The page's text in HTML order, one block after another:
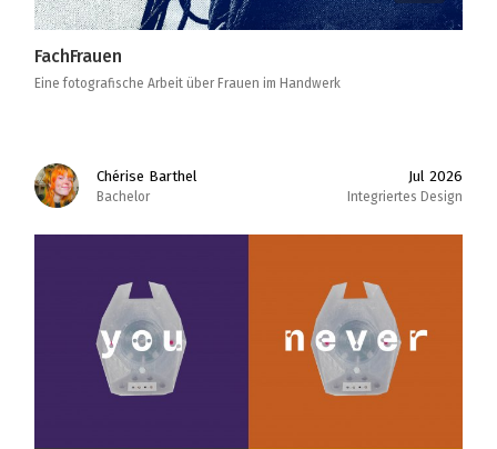
FachFrauen
Eine fotografische Arbeit über Frauen im Handwerk
Chérise Barthel
Bachelor
Jul 2026
Integriertes Design